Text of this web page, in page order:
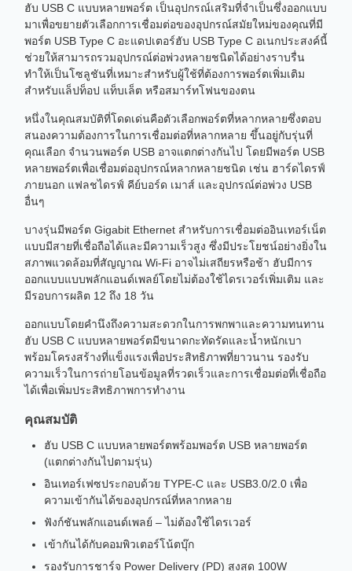
ฮับ USB C แบบหลายพอร์ต เป็นอุปกรณ์เสริมที่จำเป็นซึ่งออกแบบ
มาเพื่อขยายตัวเลือกการเชื่อมต่อของอุปกรณ์สมัยใหม่ของคุณที่มี
พอร์ต USB Type C อะแดปเตอร์ฮับ USB Type C อเนกประสงค์นี้
ช่วยให้สามารถรวมอุปกรณ์ต่อพ่วงหลายชนิดได้อย่างราบรื่น
ทำให้เป็นโซลูชันที่เหมาะสำหรับผู้ใช้ที่ต้องการพอร์ตเพิ่มเติม
สำหรับแล็ปท็อป แท็บเล็ต หรือสมาร์ทโฟนของตน
หนึ่งในคุณสมบัติที่โดดเด่นคือตัวเลือกพอร์ตที่หลากหลายซึ่งตอบ
สนองความต้องการในการเชื่อมต่อที่หลากหลาย ขึ้นอยู่กับรุ่นที่
คุณเลือก จำนวนพอร์ต USB อาจแตกต่างกันไป โดยมีพอร์ต USB
หลายพอร์ตเพื่อเชื่อมต่ออุปกรณ์หลากหลายชนิด เช่น ฮาร์ดไดรฟ์
ภายนอก แฟลชไดรฟ์ คีย์บอร์ด เมาส์ และอุปกรณ์ต่อพ่วง USB
อื่นๆ
บางรุ่นมีพอร์ต Gigabit Ethernet สำหรับการเชื่อมต่ออินเทอร์เน็ต
แบบมีสายที่เชื่อถือได้และมีความเร็วสูง ซึ่งมีประโยชน์อย่างยิ่งใน
สภาพแวดล้อมที่สัญญาณ Wi-Fi อาจไม่เสถียรหรือช้า ฮับมีการ
ออกแบบแบบพลักแอนด์เพลย์โดยไม่ต้องใช้ไดรเวอร์เพิ่มเติม และ
มีรอบการผลิต 12 ถึง 18 วัน
ออกแบบโดยคำนึงถึงความสะดวกในการพกพาและความทนทาน
ฮับ USB C แบบหลายพอร์ตมีขนาดกะทัดรัดและน้ำหนักเบา
พร้อมโครงสร้างที่แข็งแรงเพื่อประสิทธิภาพที่ยาวนาน รองรับ
ความเร็วในการถ่ายโอนข้อมูลที่รวดเร็วและการเชื่อมต่อที่เชื่อถือ
ได้เพื่อเพิ่มประสิทธิภาพการทำงาน
คุณสมบัติ
ฮับ USB C แบบหลายพอร์ตพร้อมพอร์ต USB หลายพอร์ต
(แตกต่างกันไปตามรุ่น)
อินเทอร์เฟซประกอบด้วย TYPE-C และ USB3.0/2.0 เพื่อ
ความเข้ากันได้ของอุปกรณ์ที่หลากหลาย
ฟังก์ชันพลักแอนด์เพลย์ – ไม่ต้องใช้ไดรเวอร์
เข้ากันได้กับคอมพิวเตอร์โน้ตบุ๊ก
รองรับการชาร์จ Power Delivery (PD) สูงสุด 100W